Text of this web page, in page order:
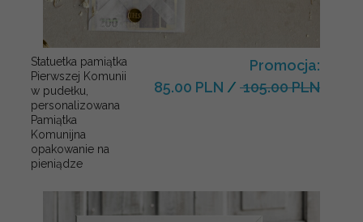
Statuetka pamiątka
Pierwszej Komunii
w pudełku,
personalizowana
Pamiątka
Komunijna
opakowanie na
pieniądze
Promocja:
85.00 PLN / 105.00 PLN